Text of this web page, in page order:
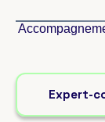
Expert-